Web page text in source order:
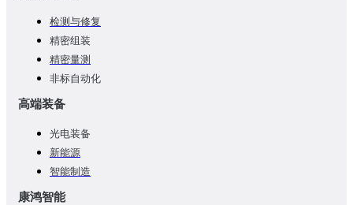
检测与修复
精密组装
精密量测
非标自动化
高端装备
光电装备
新能源
智能制造
康鸿智能